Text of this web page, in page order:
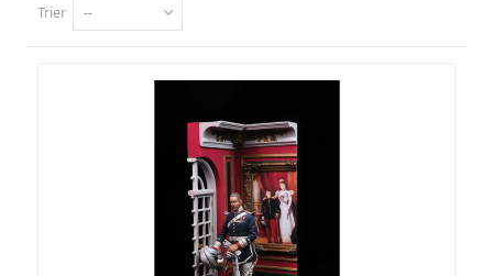
Trier --